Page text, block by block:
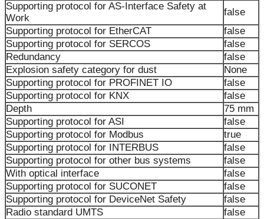
Supporting protocol for AS-Interface Safety at
Work
false
Supporting protocol for EtherCAT
false
Supporting protocol for SERCOS
false
Redundancy
false
Explosion safety category for dust
None
Supporting protocol for PROFINET IO
false
Supporting protocol for KNX
false
Depth
75 mm
Supporting protocol for ASI
false
Supporting protocol for Modbus
true
Supporting protocol for INTERBUS
false
Supporting protocol for other bus systems
false
With optical interface
false
Supporting protocol for SUCONET
false
Supporting protocol for DeviceNet Safety
false
Radio standard UMTS
false